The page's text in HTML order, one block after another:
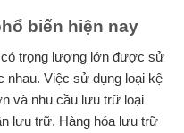
biến hiện nay
trọng lượng lớn được sử
nhau. Việc sử dụng loại kệ
và nhu cầu lưu trữ loại
lưu trữ. Hàng hóa lưu trữ